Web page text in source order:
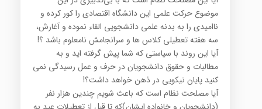
موضوع حرکت علمی این دانشگاه اقتصادی را کور کرده و
ناامیدی را به بدنه علمی دانشجویی القاء نموده و آغارش،
سه هفته تعطیلی کلاس ها و سرانجامش نامعلوم باشد ؟!
آیا این روند با سیاستی که شما پیش گرفته اید و به
مطالبات و حقوق دانشجویان در حرف و عمل رسیدگی نمی
کنید پایان نیکویی در ذهن خواهد داشت؟!
آیا مصلحت نظام است که باعث شویم چندین هزار نفر